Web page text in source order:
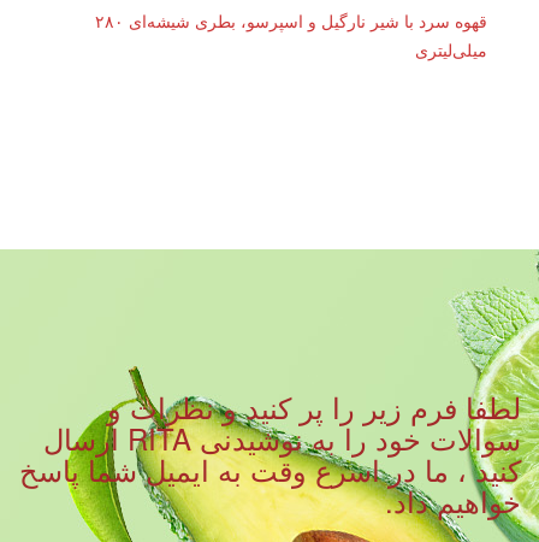
قهوه سرد با شیر نارگیل و اسپرسو، بطری شیشه‌ای ۲۸۰
میلی‌لیتری
لطفا فرم زیر را پر کنید و نظرات و
سوالات خود را به نوشیدنی RITA ارسال
کنید ، ما در اسرع وقت به ایمیل شما پاسخ
خواهیم داد.